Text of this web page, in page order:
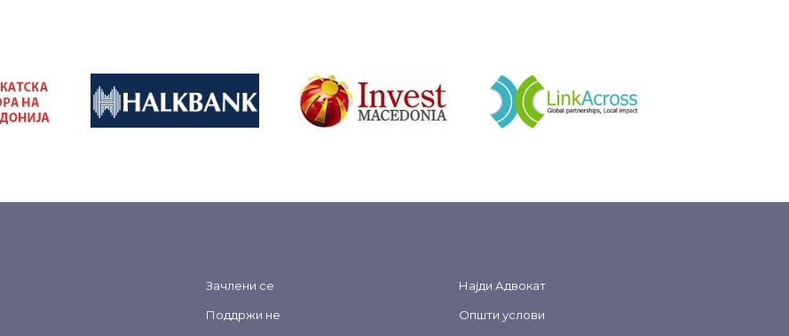
Зачлени се
Поддржи не
Најди Адвокат
Општи услови